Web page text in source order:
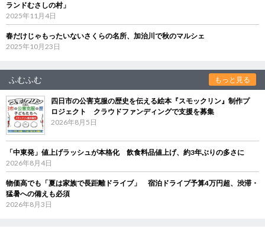
ランドむさしの村」
2025年11月4日
春だけじゃもったいないさくらの名所、加治川で秋のマルシェ
2025年10月23日
ふむふむ もっと見る
四日市の公害克服の歴史を伝える絵本『スモックリン』制作プ
ロジェクト クラウドファンディングで支援を募集
2026年8月5日
「中東発」値上げラッシュが本格化 飲食料品値上げ、約3年ぶりの多さに
2026年8月4日
物価高でも「夏は家族で長距離ドライブ」 宿泊ドライブ予算4万円超、渋滞・
猛暑への備えも必須
2026年8月3日